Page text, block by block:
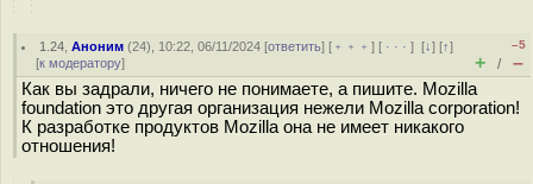
1.24 ,Аноним (24), 10:22, 06/11/2024 [ответить] [ ﹢﹢﹢] [ · · ·][↓] [↑]
[к модератору]
–5
+ / –
Как вы задрали, ничего не понимаете, а пишите. Mozilla
foundation это другая организация нежели Mozilla corporation!
К разработке продуктов Mozilla она не имеет никакого
отношения!